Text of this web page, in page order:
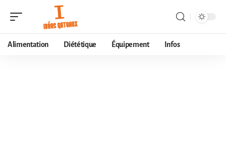
Alimentation Diététique Équipement Infos